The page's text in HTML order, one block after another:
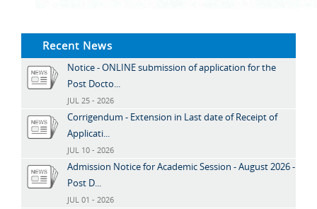
Recent News
Notice - ONLINE submission of application for the
Post Docto...
JUL 25 - 2026
Corrigendum - Extension in Last date of Receipt of
Applicati...
JUL 10 - 2026
Admission Notice for Academic Session - August 2026 -
Post D...
JUL 01 - 2026